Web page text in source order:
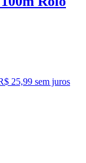
25,99 sem juros